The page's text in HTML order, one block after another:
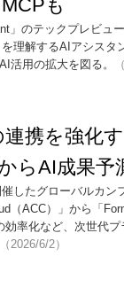
も
のテックプレビュ
理解するAIアシスタ
活用の拡大を図る。
携を強化
らAI成果予
したグローバルカン
（ACC）」から「
率化など、次世代
（2026/6/2）